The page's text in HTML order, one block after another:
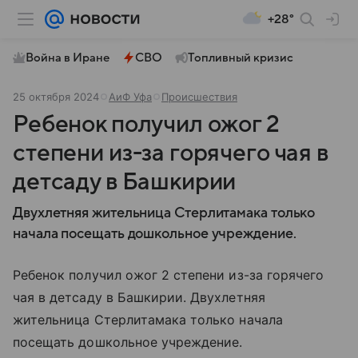
+28°
Война в Иране СВО Топливный кризис
25 октября 2024 АиФ Уфа Происшествия
Ребенок получил ожог 2
степени из-за горячего чая в
детсаду в Башкирии
Двухлетняя жительница Стерлитамака только
начала посещать дошкольное учреждение.
Ребенок получил ожог 2 степени из-за горячего
чая в детсаду в Башкирии. Двухлетняя
жительница Стерлитамака только начала
посещать дошкольное учреждение.